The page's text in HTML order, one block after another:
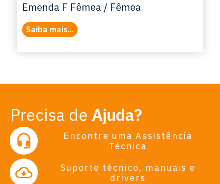
Emenda F Fêmea / Fêmea
Saiba mais...
Precisa de Ajuda?
Encontre uma Assistência
Técnica
Suporte técnico, manuais e
drivers